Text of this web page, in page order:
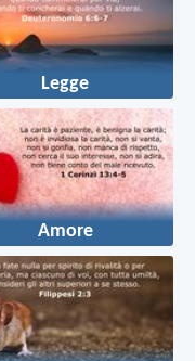
Legge
Amore